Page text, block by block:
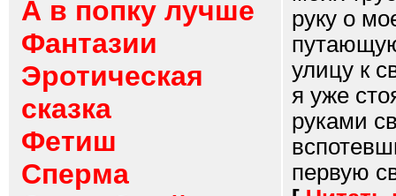
А в попку лучше
Фантазии
Эротическая
сказка
Фетиш
Сперма
руку о
улицу к
я уже
руками
первую